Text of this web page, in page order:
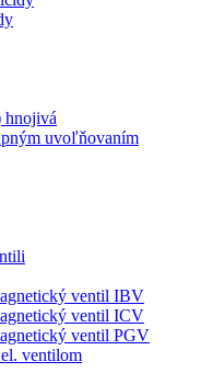
hnojivá
uvoľňovaním
ventil IBV
ventil ICV
ventil PGV
ventilom